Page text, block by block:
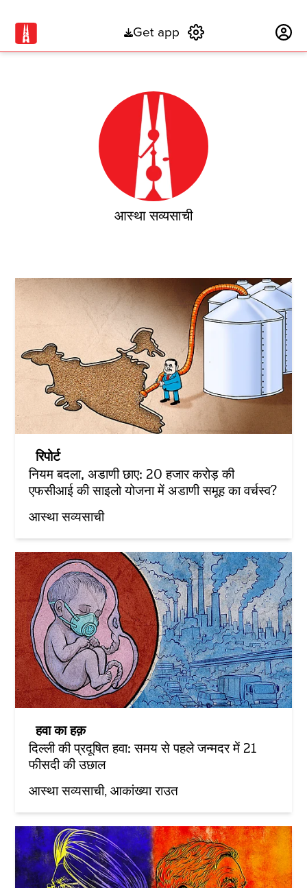
Get app
आस्था सव्यसाची
रिपोर्ट
नियम बदला, अडाणी छाए: 20 हजार करोड़ की
एफसीआई की साइलो योजना में अडाणी समूह का वर्चस्व?
आस्था सव्यसाची
हवा का हक़
दिल्ली की प्रदूषित हवा: समय से पहले जन्मदर में 21
फीसदी की उछाल
आस्था सव्यसाची आकांख्या राउत